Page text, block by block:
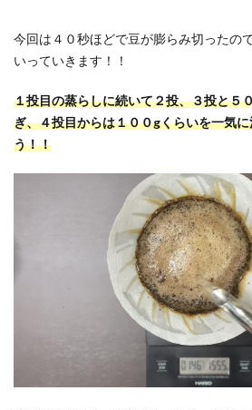
今回は４０秒ほどで豆が膨らみ切ったの
いっていきます！！
１投目の蒸らしに続いて２投、３投と５
ぎ、４投目からは１００gくらいを一気
う！！